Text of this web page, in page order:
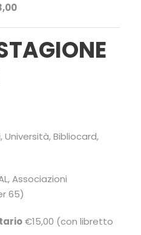
Università, Bibliocard,
Associazioni
65)
€15,00 (con libretto